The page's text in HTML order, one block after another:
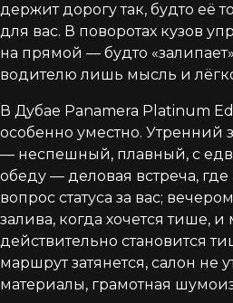
держит дорогу так, будто её
для вас. В поворотах кузов
на прямой — будто
водителю лишь мысль и
В Дубае Panamera Platinum
особенно уместно. Утренний
— неспешный, плавный, с
обеду — деловая встреча,
вопрос статуса за вас;
залива, когда хочется тише,
действительно становится
маршрут затянется, салон не
материалы, грамотная